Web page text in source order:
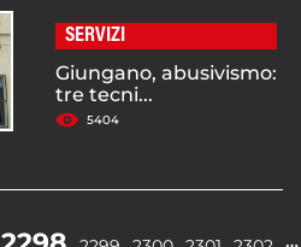
SERVIZI
Giungano, abusivismo:
tre tecni...
5404
…